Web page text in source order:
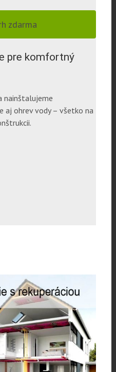
zdarma
pre komfortný
nainštalujeme
aj ohrev vody – všetko na